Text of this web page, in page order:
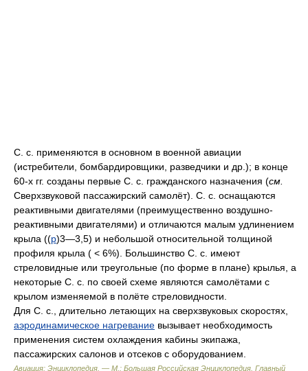
С. с. применяются в основном в военной авиации
(истребители, бомбардировщики, разведчики и др.); в конце
60-х гг. созданы первые С. с. гражданского назначения (см.
Сверхзвуковой пассажирский самолёт). С. с. оснащаются
реактивными двигателями (преимущественно воздушно-
реактивными двигателями) и отличаются малым удлинением
крыла ((р)3—3,5) и небольшой относительной толщиной
профиля крыла ( < 6%). Большинство С. с. имеют
стреловидные или треугольные (по форме в плане) крылья, а
некоторые С. с. по своей схеме являются самолётами с
крылом изменяемой в полёте стреловидности.
Для С. с., длительно летающих на сверхзвуковых скоростях,
аэродинамическое нагревание вызывает необходимость
применения систем охлаждения кабины экипажа,
пассажирских салонов и отсеков с оборудованием.
Авиация: Энциклопедия. — М.: Большая Российская Энциклопедия Главный